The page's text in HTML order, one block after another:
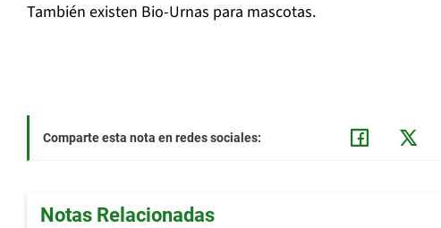
También existen Bio-Urnas para mascotas.
Comparte esta nota en redes sociales:
Notas Relacionadas